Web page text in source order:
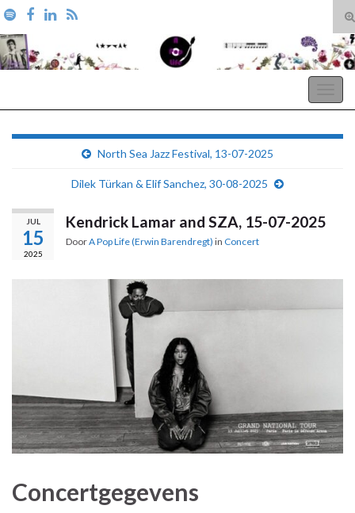
Search for:
North Sea Jazz Festival, 13-07-2025
Dilek Türkan & Elif Sanchez, 30-08-2025
JUL
15
2025
Kendrick Lamar and SZA, 15-07-2025
DoorA Pop Life (Erwin Barendregt) in Concert
Concertgegevens